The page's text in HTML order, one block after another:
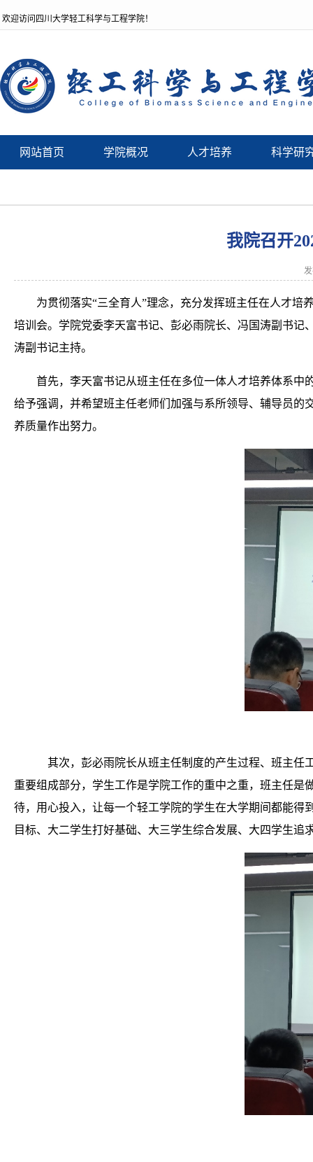
欢迎访问四川大学轻工科学与工程学院！
网站首页 学院概况 人才培养 科学研
我院召开
为贯彻落实“三全育人”理念，充分发挥班主任在人才培
培训会。学院党委李天富书记、彭必雨院长、冯国涛副书
涛副书记主持。
首先，李天富书记从班主任在多位一体人才培养体系中
给予强调，并希望班主任老师们加强与系所领导、辅导员
养质量作出努力。
其次，彭必雨院长从班主任制度的产生过程、班主任
重要组成部分，学生工作是学院工作的重中之重，班主任
待，用心投入，让每一个轻工学院的学生在大学期间都能
目标、大二学生打好基础、大三学生综合发展、大四学生